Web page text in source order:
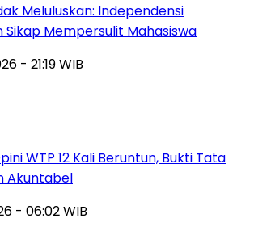
Meluluskan: Independensi
Sikap Mempersulit Mahasiswa
- 21:19 WIB
WTP 12 Kali Beruntun, Bukti Tata
Akuntabel
- 06:02 WIB